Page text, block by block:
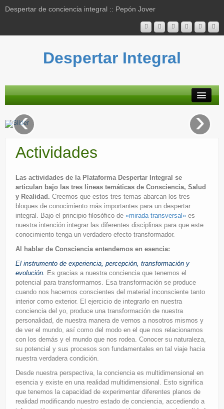
Despertar de conciencia integral :: Pepón Jover
Despertar Integral
Plataforma
Actividades
Blog
Bibliografía
Mapa contenidos
Contacto
‹ ›
Actividades
Las actividades de la Plataforma Despertar Integral se
articulan bajo las tres líneas temáticas de Consciencia, Salud
y Realidad. Creemos que estos tres temas abarcan los tres
bloques de conocimiento más importantes para un despertar
integral. Bajo el principio filosófico de «mirada transversal» es
nuestra intención integrar las diferentes disciplinas para que este
conocimiento tenga un verdadero efecto transformador.
Al hablar de Consciencia entendemos en esencia:
El instrumento de experiencia, percepción, transformación y
evolución. Es gracias a nuestra conciencia que tenemos el
potencial para transformarnos. Esa transformación se produce
cuando nos hacemos conscientes del material inconsciente tanto
interior como exterior. El ejercicio de integrarlo en nuestra
conciencia del yo, produce una transformación de nuestra
personalidad, de nuestra manera de vernos a nosotros mismos y
de ver el mundo, así como del modo en el que nos relacionamos
con los demás y el mundo que nos rodea. Conocer su naturaleza,
su potencial y sus procesos son fundamentales en tal viaje hacia
nuestra verdadera condición.
Desde nuestra perspectiva, la conciencia es multidimensional en
esencia y existe en una realidad multidimensional. Esto significa
que tenemos la capacidad de experimentar diferentes planos de
realidad modificando nuestro estado de conciencia, accediendo a